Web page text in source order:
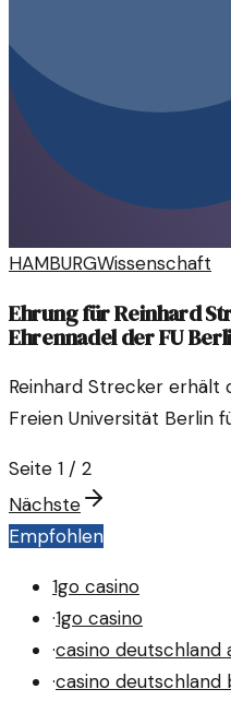
HAMBURGWissenschaft
Ehrung für Reinhard
Ehrennadel der FU
Reinhard Strecker erhält
Freien Universität Berlin
Seite 1 / 2
Nächste
Empfohlen
1go casino
·1go casino
·casino deutschland
·casino deutschland